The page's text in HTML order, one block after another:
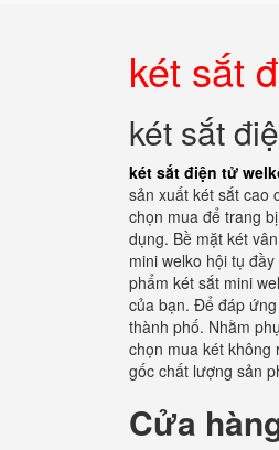
két sắt
két sắt
két sắt điện tử
sản xuất két sắt cao
chọn mua để trang
dụng. Bề mặt két
mini welko hội tụ
phẩm két sắt mini
của bạn. Để đáp
thành phố. Nhằm
chọn mua két không
gốc chất lượng sản
Cửa